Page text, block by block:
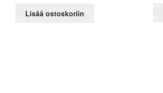
Lisää ostoskoriin